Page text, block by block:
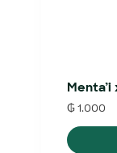
Menta’i
₲1.000